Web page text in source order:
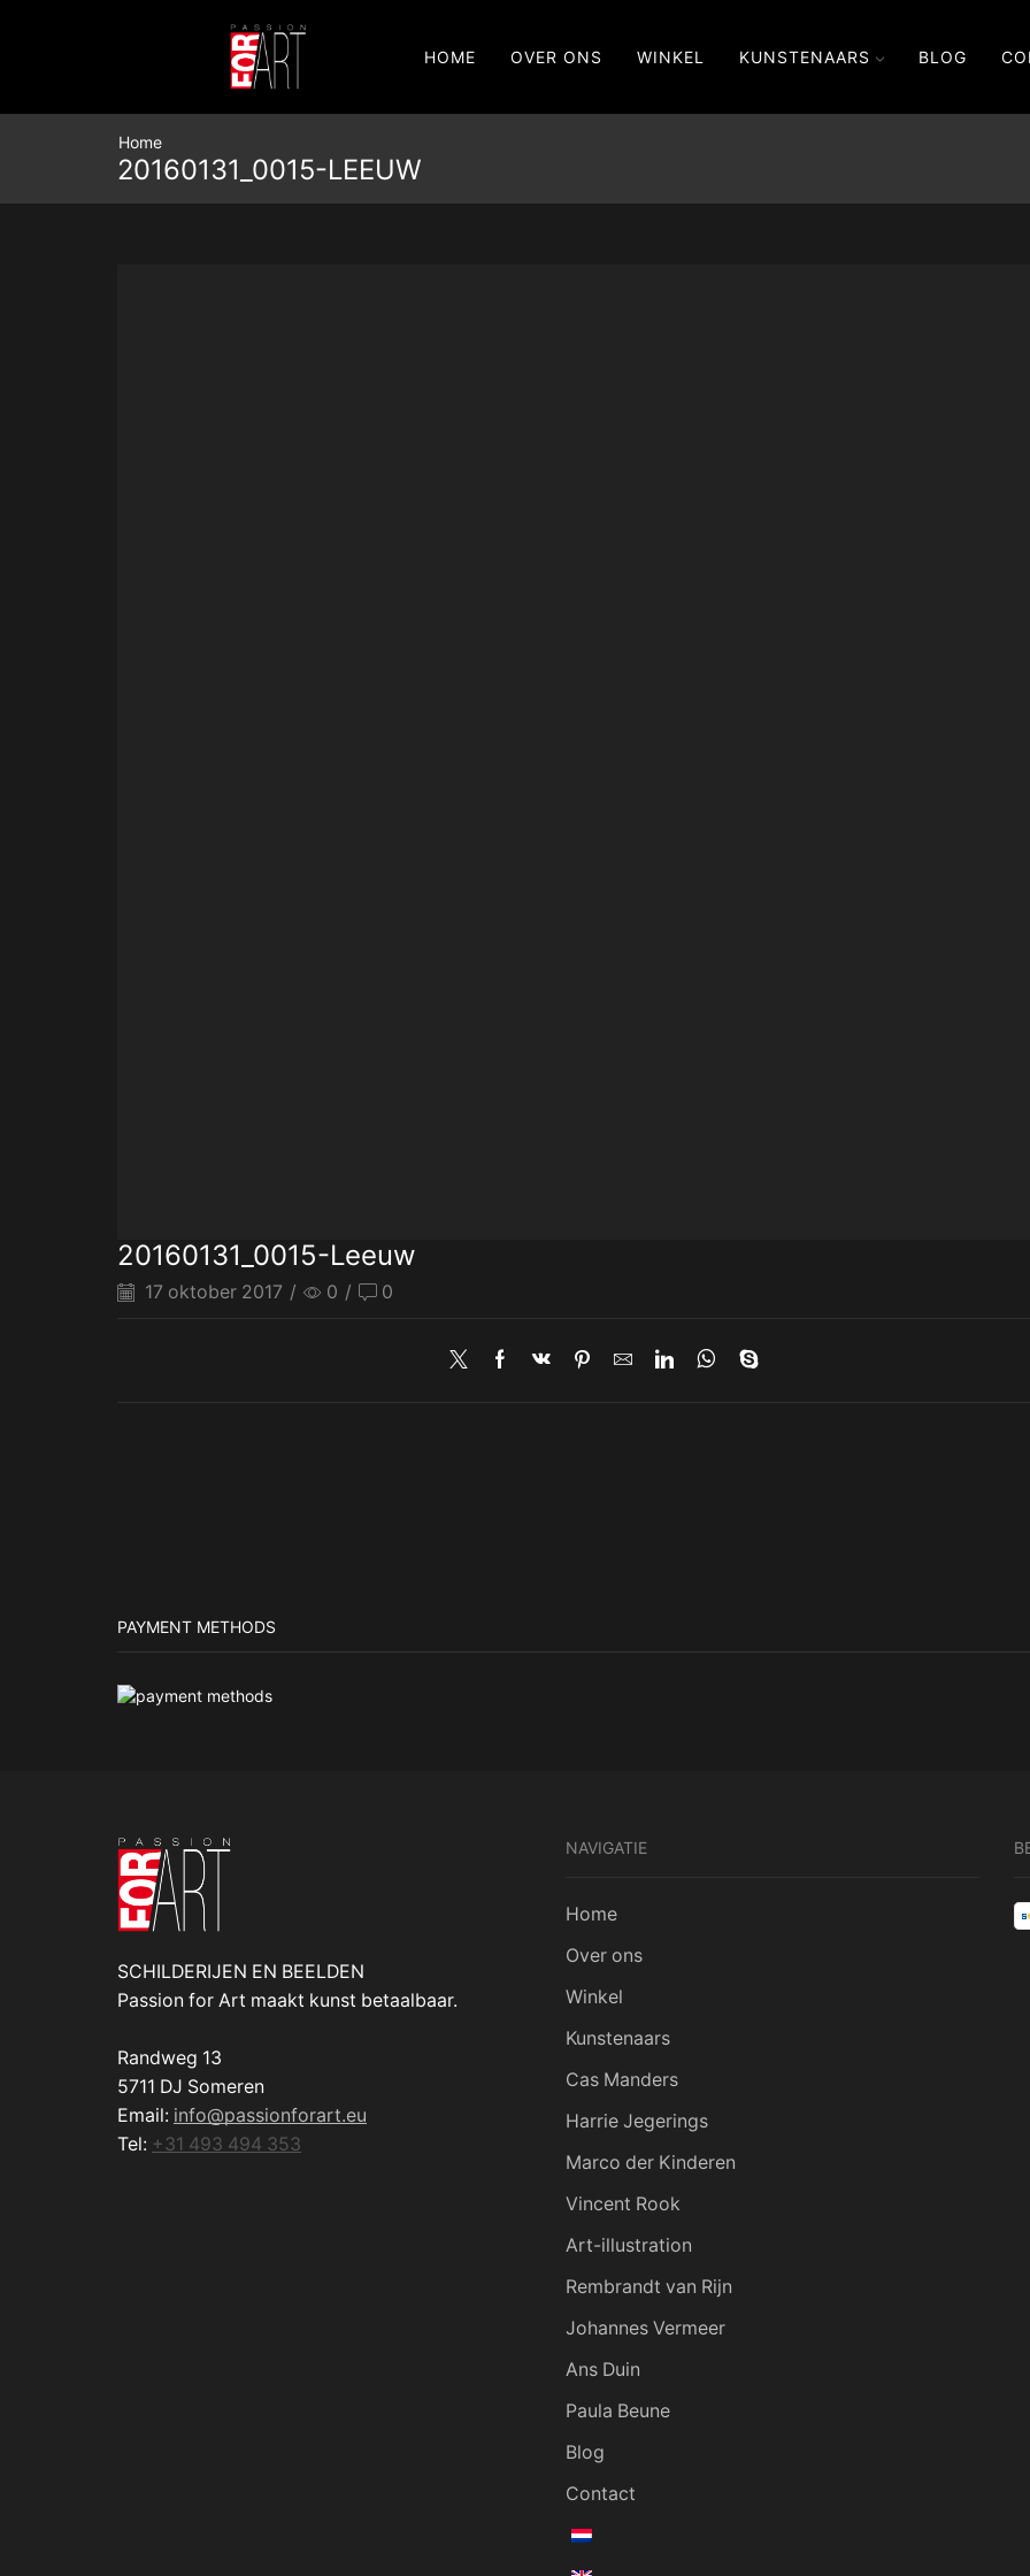
HOME OVER ONS WINKEL KUNSTENAARS BLOG
Home
20160131_0015-LEEUW
20160131_0015-Leeuw
17 oktober 2017 / 0 / 0
PAYMENT METHODS
SCHILDERIJEN EN BEELDEN
Passion for Art maakt kunst betaalbaar.
Randweg 13
5711 DJ Someren
Email: info@passionforart.eu
Tel: +31 493 494 353
NAVIGATIE
Home
Over ons
Winkel
Kunstenaars
Cas Manders
Harrie Jegerings
Marco der Kinderen
Vincent Rook
Art-illustration
Rembrandt van Rijn
Johannes Vermeer
Ans Duin
Paula Beune
Blog
Contact